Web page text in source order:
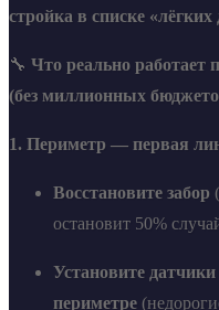
стройка в списке «лёгких
🔧 Что реально работает
(без миллионных
1. Периметр — первая
Восстановите забор
остановит 50%
Установите
периметре